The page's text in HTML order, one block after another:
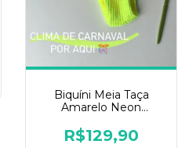
Biquíni Meia Taça
Amarelo Neon
R$129,90